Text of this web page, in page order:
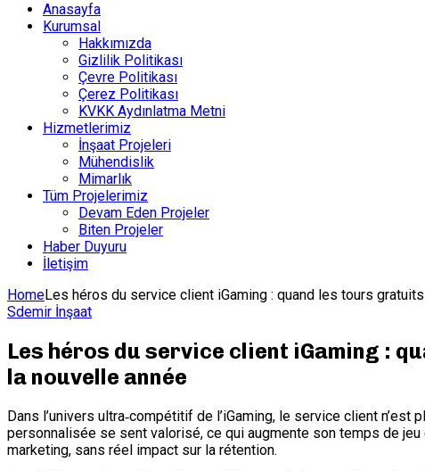
Anasayfa
Kurumsal
Hakkımızda
Gizlilik Politikası
Çevre Politikası
Çerez Politikası
KVKK Aydınlatma Metni
Hizmetlerimiz
İnşaat Projeleri
Mühendislik
Mimarlık
Tüm Projelerimiz
Devam Eden Projeler
Biten Projeler
Haber Duyuru
İletişim
HomeLes héros du service client iGaming : quand les tours
Sdemir İnşaat
Les héros du service client iGaming :
la nouvelle année
Dans l’univers ultra‑compétitif de l’iGaming, le service client
personnalisée se sent valorisé, ce qui augmente son temps de
marketing, sans réel impact sur la rétention.